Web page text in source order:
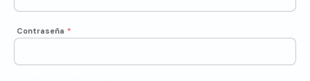
Contraseña *